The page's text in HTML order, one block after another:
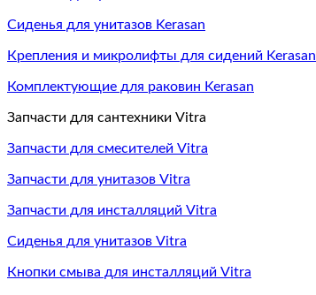
Сиденья для унитазов Kerasan
Крепления и микролифты для сидений Kerasan
Комплектующие для раковин Kerasan
Запчасти для сантехники Vitra
Запчасти для смесителей Vitra
Запчасти для унитазов Vitra
Запчасти для инсталляций Vitra
Сиденья для унитазов Vitra
Кнопки смыва для инсталляций Vitra